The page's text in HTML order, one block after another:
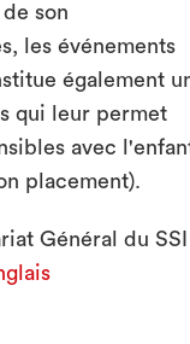
son
les événements
également
qui leur permet
avec
placement).
Général du SSI